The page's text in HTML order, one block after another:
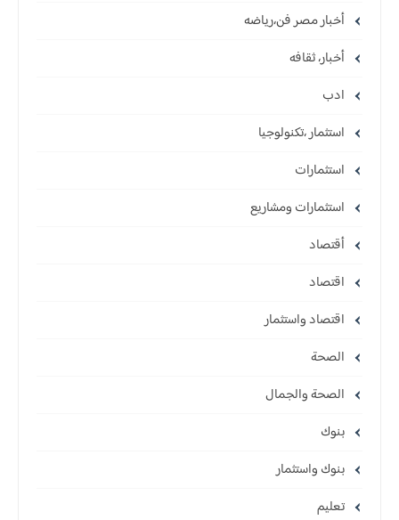
أخبار مصر فن،رياضه
أخبار، ثقافه
ادب
استثمار ،تكنولوجيا
استثمارات
استثمارات ومشاريع
أقتصاد
اقتصاد
اقتصاد واستثمار
الصحة
الصحة والجمال
بنوك
بنوك واستثمار
تعليم